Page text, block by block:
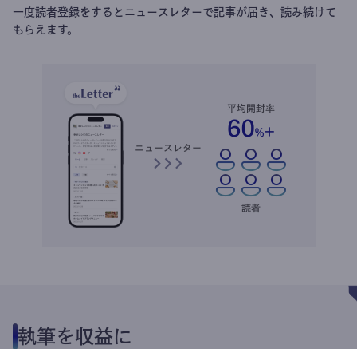
一度読者登録をするとニュースレターで記事が届き、読み続けて
もらえます。
執筆を収益に